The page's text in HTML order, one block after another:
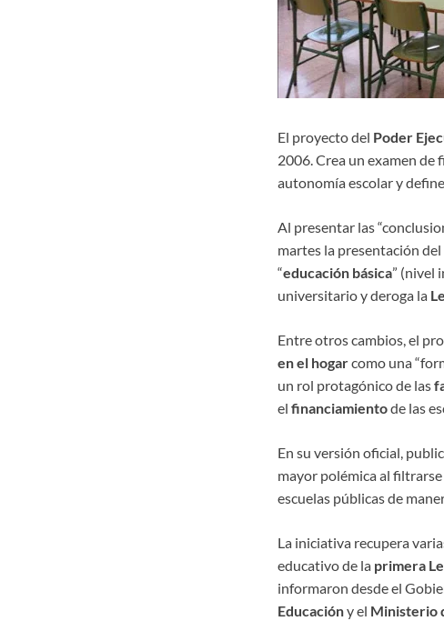
El proyecto del Poder
2006. Crea un examen de
autonomía escolar y
Al presentar las
martes la presentación
“educación básica” (nivel
universitario y deroga la
Entre otros cambios, el
en el hogarcomo una
un rol protagónico de las
el financiamientode las
En su versión oficial,
mayor polémica al
escuelas públicas de
La iniciativa recupera
educativo de la primera
informaron desde el
Educacióny el Ministerio